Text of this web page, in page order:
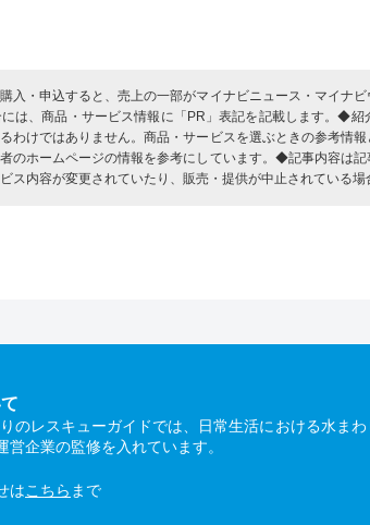
入・申込すると、売上の一部がマイナビニュース・マイナ
は、商品・サービス情報に「PR」表記を記載します。◆
わけではありません。商品・サービスを選ぶときの参考情
のホームページの情報を参考にしています。◆記事内容は
ス内容が変更されていたり、販売・提供が中止されている場
のレスキューガイドでは、日常生活における水ま
企業の監修を入れています。
はこちら まで